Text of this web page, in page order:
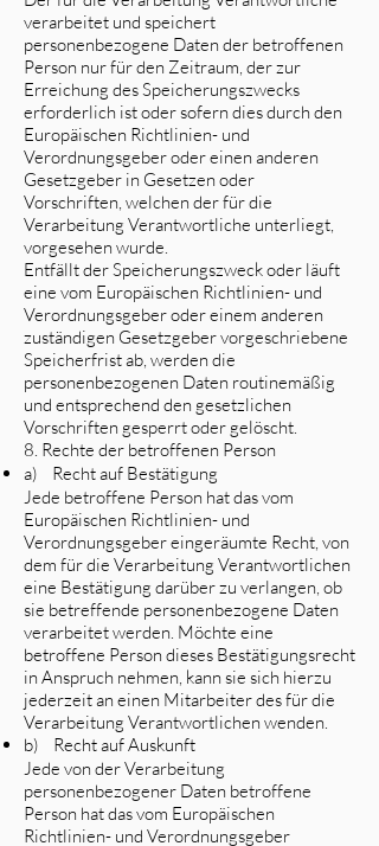
verarbeitet und speichert
personenbezogene Daten der betroffenen
Person nur für den Zeitraum, der zur
Erreichung des Speicherungszwecks
erforderlich ist oder sofern dies durch den
Europäischen Richtlinien- und
Verordnungsgeber oder einen anderen
Gesetzgeber in Gesetzen oder
Vorschriften, welchen der für die
Verarbeitung Verantwortliche unterliegt,
vorgesehen wurde.
Entfällt der Speicherungszweck oder läuft
eine vom Europäischen Richtlinien- und
Verordnungsgeber oder einem anderen
zuständigen Gesetzgeber vorgeschriebene
Speicherfrist ab, werden die
personenbezogenen Daten routinemäßig
und entsprechend den gesetzlichen
Vorschriften gesperrt oder gelöscht.
8. Rechte der betroffenen Person
a) Recht auf Bestätigung
Jede betroffene Person hat das vom
Europäischen Richtlinien- und
Verordnungsgeber eingeräumte Recht, von
dem für die Verarbeitung Verantwortlichen
eine Bestätigung darüber zu verlangen, ob
sie betreffende personenbezogene Daten
verarbeitet werden. Möchte eine
betroffene Person dieses Bestätigungsrecht
in Anspruch nehmen, kann sie sich hierzu
jederzeit an einen Mitarbeiter des für die
Verarbeitung Verantwortlichen wenden.
b) Recht auf Auskunft
Jede von der Verarbeitung
personenbezogener Daten betroffene
Person hat das vom Europäischen
Richtlinien- und Verordnungsgeber